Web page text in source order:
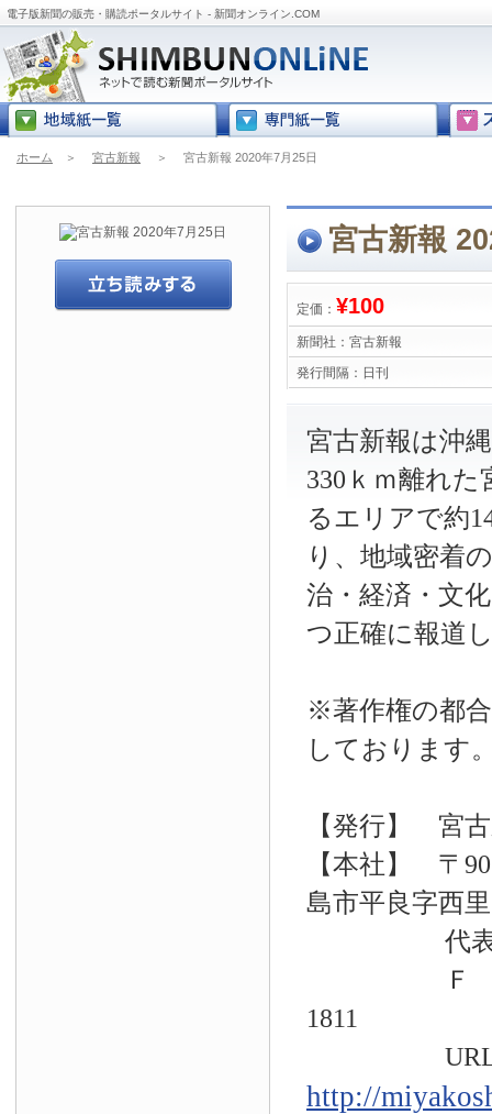
電子版新聞の販売・購読ポータルサイト - 新聞オンライン.COM
ホーム ＞ 宮古新報 ＞ 宮古新報 2020年7月25日
宮古新報
定価： ¥100
新聞社： 宮古新報
発行間隔： 日刊
宮古新報は沖
330ｋｍ離れ
るエリアで約
り、地域密着
治・経済・文
つ正確に報道
※著作権の都
しております
【発行】 宮
【本社】 〒
島市平良字西
代表電話
Ｆ Ａ
1811
URL
http://